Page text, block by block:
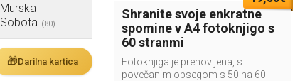
Murska
Sobota (80)
🎁Darilna kartica
Shranite svoje enkratne
spomine v A4 fotoknjigo s
60 stranmi
Fotoknjiga je prenovljena, s
povečanim obsegom s 50 na 60